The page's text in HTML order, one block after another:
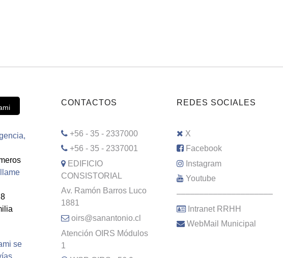
8
se
CONTACTOS
+56 - 35 - 2337000
+56 - 35 - 2337001
EDIFICIO
CONSISTORIAL
Av. Ramón Barros Luco
1881
oirs@sanantonio.cl
Atención OIRS Módulos
1
REDES SOCIALES
X
Facebook
Instagram
Youtube
–––––––––––––––––––––
Intranet RRHH
WebMail Municipal